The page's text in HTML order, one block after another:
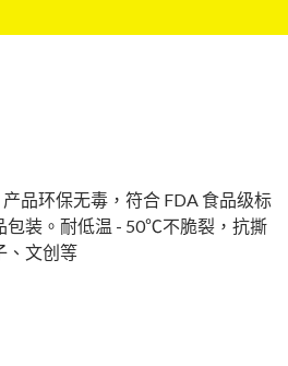
品环保无毒，符合 FDA 食品级标
包装。耐低温 - 50℃不脆裂，抗撕
、文创等